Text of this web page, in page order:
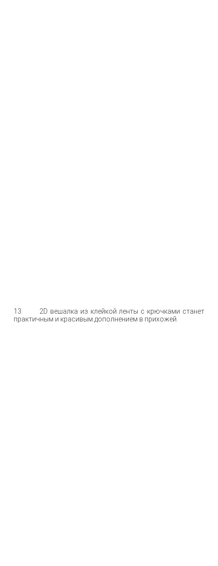
13. 2D вешалка из клейкой ленты с крючками станет
практичным и красивым дополнением в прихожей.